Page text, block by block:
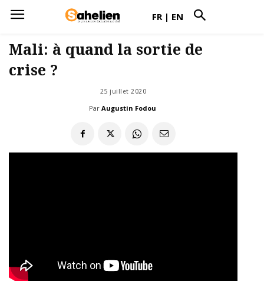
FR | EN
Mali: à quand la sortie de
crise ?
25 juillet 2020
Par Augustin Fodou